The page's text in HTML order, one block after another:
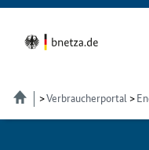
Verbraucherportal